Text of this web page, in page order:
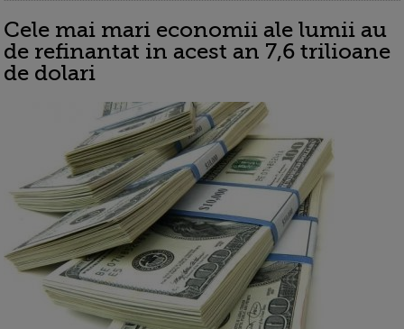
Cele mai mari economii ale lumii au
de refinantat in acest an 7,6 trilioane
de dolari